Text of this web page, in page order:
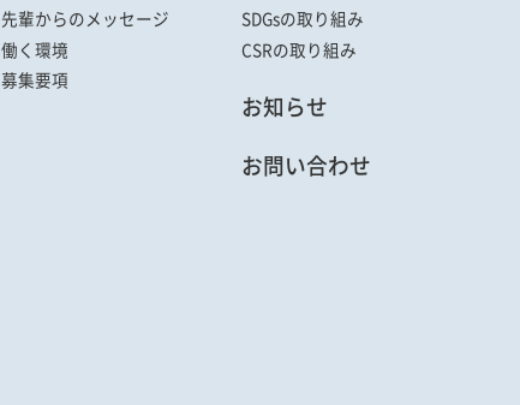
先輩からのメッセージ
働く環境
募集要項
SDGsの取り組み
CSRの取り組み
お知らせ
お問い合わせ